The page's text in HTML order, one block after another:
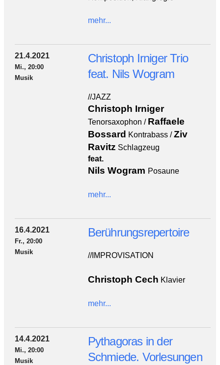
mehr...
21.4.2021
Mi., 20:00
Musik
Christoph Irniger Trio
feat. Nils Wogram
//JAZZ
Christoph Irniger
Tenorsaxophon / Raffaele
Bossard Kontrabass /Ziv
Ravitz Schlagzeug
feat.
Nils Wogram Posaune
mehr...
16.4.2021
Fr., 20:00
Musik
Berührungsrepertoire
//IMPROVISATION
Christoph Cech Klavier
mehr...
14.4.2021
Mi., 20:00
Musik
Pythagoras in der
Schmiede. Vorlesungen